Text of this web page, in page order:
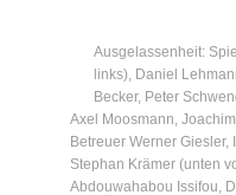
Ausgelassenheit:
links), Daniel
Becker, Peter
Axel Moosmann,
Betreuer Werner
Stephan Krämer (unten
Abdouwahabou Issifou,